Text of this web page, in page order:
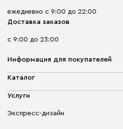
ежедневно с 9:00 до 22:00
Доставка заказов
с 9:00 до 23:00
Информация для покупателей
О компании
Доставка и оплата
диван.клуб
Каталог
Мягкая мебель
Бескаркасная мебель
Услуги
Экспресс-дизайн